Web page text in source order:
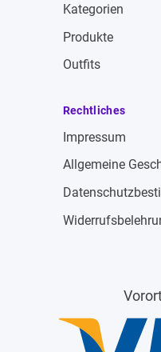
Kategorien
Produkte
Outfits
Rechtliches
Impressum
Allgemeine